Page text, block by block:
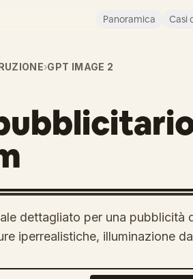
Panoramica Casi
›GPT IMAGE 2
dettagliato per una pubblicità
iperrealistiche, illuminazione